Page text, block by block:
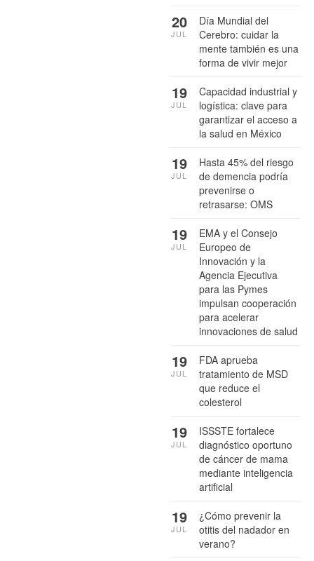
Día Mundial del
Cerebro: cuidar la
mente también es una
forma de vivir mejor
20
JUL
Capacidad industrial y
logística: clave para
garantizar el acceso a
la salud en México
19
JUL
Hasta 45% del riesgo
de demencia podría
prevenirse o
retrasarse: OMS
19
JUL
EMA y el Consejo
Europeo de
Innovación y la
Agencia Ejecutiva
para las Pymes
impulsan cooperación
para acelerar
innovaciones de salud
19
JUL
FDA aprueba
tratamiento de MSD
que reduce el
colesterol
19
JUL
ISSSTE fortalece
diagnóstico oportuno
de cáncer de mama
mediante inteligencia
artificial
19
JUL
¿Cómo prevenir la
otitis del nadador en
verano?
19
JUL